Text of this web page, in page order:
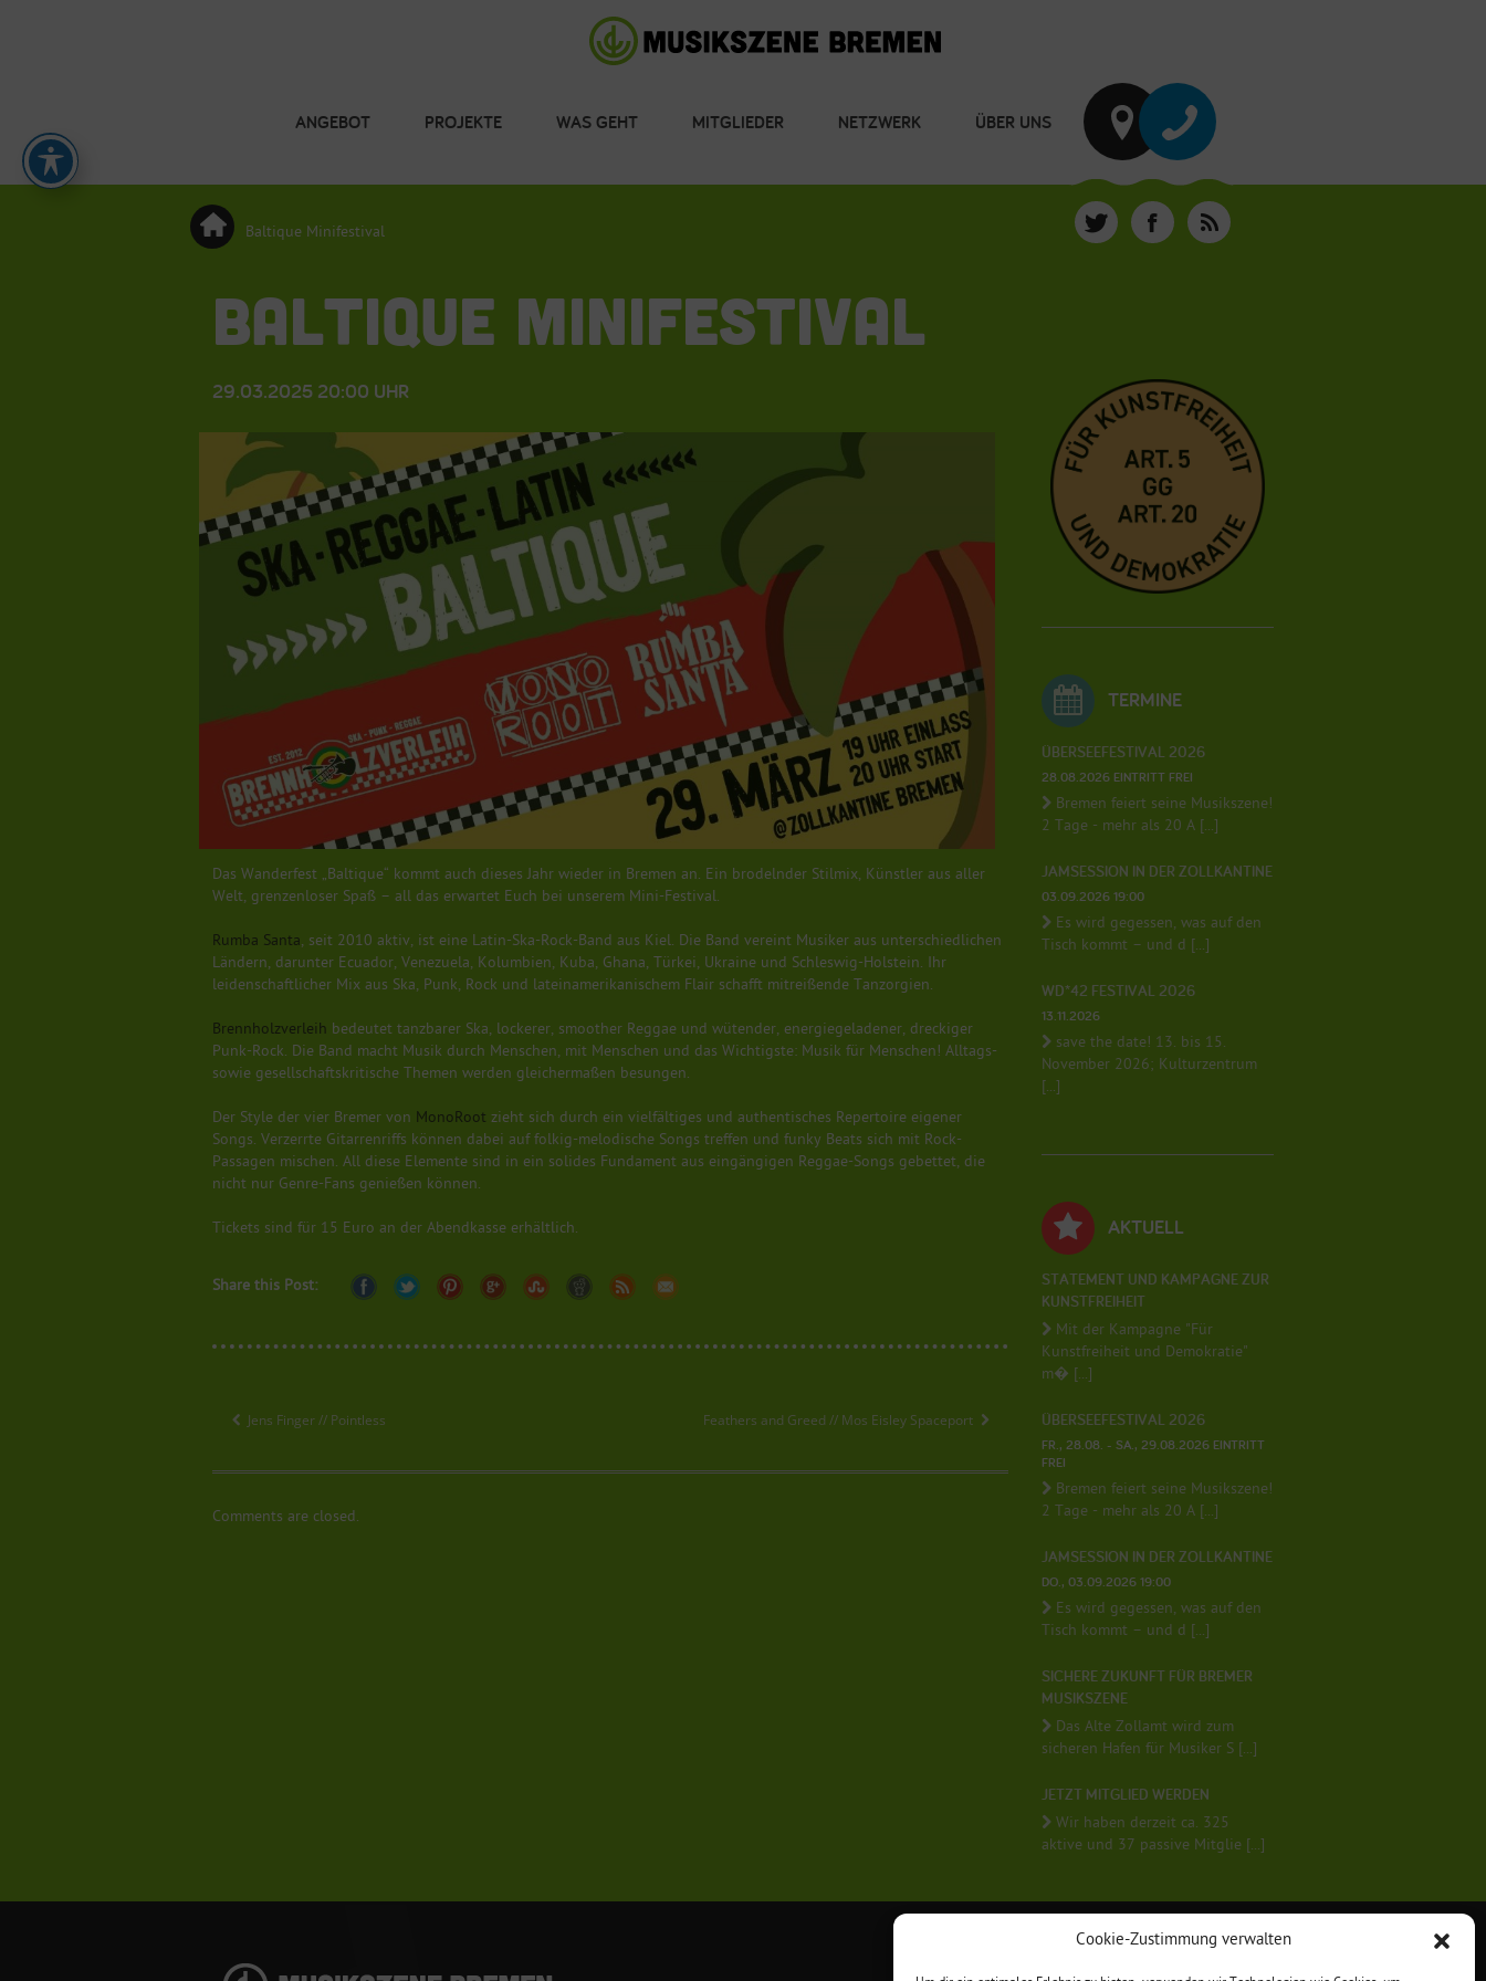
Cookie-Zustimmung verwalten
ANGEBOT PROJEKTE WAS GEHT MITGLIEDER NETZWERK ÜBER UNS
Baltique Minifestival
BALTIQUE MINIFESTIVAL
29.03.2025 20:00 UHR
Das Wanderfest „Baltique“ kommt auch dieses Jahr wieder in Bremen an. Ein brodelnder Stilmix, Künstler aus aller
Welt, grenzenloser Spaß – all das erwartet Euch bei unserem Mini-Festival.
Rumba Santa, seit 2010 aktiv, ist eine Latin-Ska-Rock-Band aus Kiel. Die Band vereint Musiker aus unterschiedlichen
Ländern, darunter Ecuador, Venezuela, Kolumbien, Kuba, Ghana, Türkei, Ukraine und Schleswig-Holstein. Ihr
leidenschaftlicher Mix aus Ska, Punk, Rock und lateinamerikanischem Flair schafft mitreißende Tanzorgien.
Brennholzverleih bedeutet tanzbarer Ska, lockerer, smoother Reggae und wütender, energiegeladener, dreckiger
Punk-Rock. Die Band macht Musik durch Menschen, mit Menschen und das Wichtigste: Musik für Menschen! Alltags-
sowie gesellschaftskritische Themen werden gleichermaßen besungen.
Der Style der vier Bremer von MonoRoot zieht sich durch ein vielfältiges und authentisches Repertoire eigener
Songs. Verzerrte Gitarrenriffs können dabei auf folkig-melodische Songs treffen und funky Beats sich mit Rock-
Passagen mischen. All diese Elemente sind in ein solides Fundament aus eingängigen Reggae-Songs gebettet, die
nicht nur Genre-Fans genießen können.
Tickets sind für 15 Euro an der Abendkasse erhältlich.
Share this Post:
Jens Finger // Pointless Feathers and Greed // Mos Eisley Spaceport
Comments are closed.
TERMINE
ÜBERSEEFESTIVAL 2026
28.08.2026 EINTRITT FREI
Bremen feiert seine Musikszene!
2 Tage - mehr als 20 A [...]
JAMSESSION IN DER ZOLLKANTINE
03.09.2026 19:00
Es wird gegessen, was auf den
Tisch kommt – und d [...]
WD*42 FESTIVAL 2026
13.11.2026
save the date! 13. bis 15.
November 2026; Kulturzentrum
[...]
AKTUELL
STATEMENT UND KAMPAGNE ZUR
KUNSTFREIHEIT
Mit der Kampagne "Für
Kunstfreiheit und Demokratie"
m� [...]
ÜBERSEEFESTIVAL 2026
FR., 28.08. - SA., 29.08.2026 EINTRITT
FREI
Bremen feiert seine Musikszene!
2 Tage - mehr als 20 A [...]
JAMSESSION IN DER ZOLLKANTINE
DO., 03.09.2026 19:00
Es wird gegessen, was auf den
Tisch kommt – und d [...]
SICHERE ZUKUNFT FÜR BREMER
MUSIKSZENE
Das Alte Zollamt wird zum
sicheren Hafen für Musiker S [...]
JETZT MITGLIED WERDEN
Wir haben derzeit ca. 325
aktive und 37 passive Mitglie [...]